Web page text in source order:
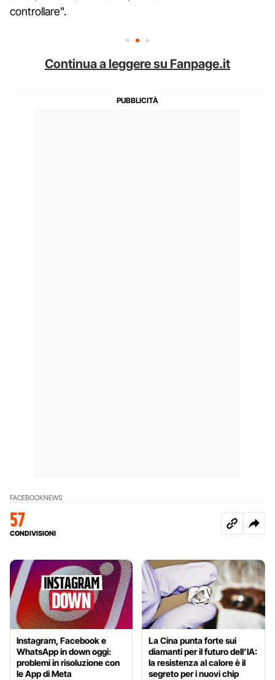
controllare".
Continua a leggere su Fanpage.it
FACEBOOKNEWS
57
CONDIVISIONI
Instagram, Facebook e
WhatsApp in down oggi:
problemi in risoluzione con
le App di Meta
La Cina punta forte sui
diamanti per il futuro dell’IA:
la resistenza al calore è il
segreto per i nuovi chip